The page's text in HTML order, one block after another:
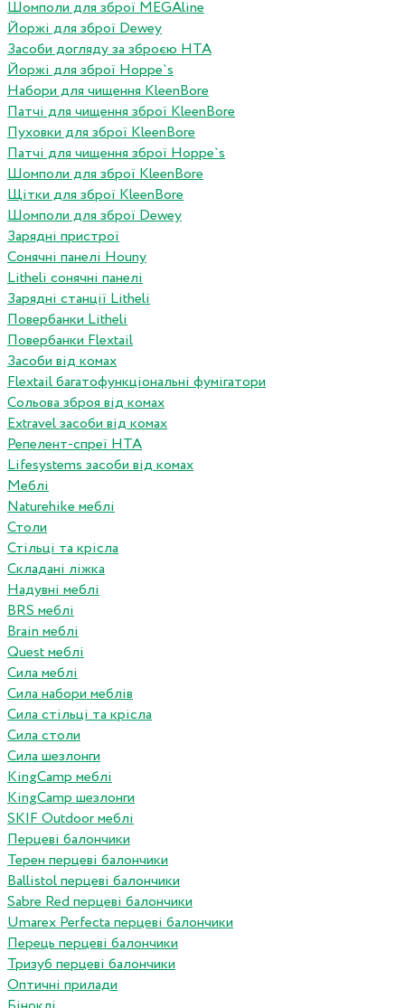
Шомполи для зброї MEGAline
Йоржі для зброї Dewey
Засоби догляду за зброєю HTA
Йоржі для зброї Hoppe`s
Набори для чищення KleenBore
Патчі для чищення зброї KleenBore
Пуховки для зброї KleenBore
Патчі для чищення зброї Hoppe`s
Шомполи для зброї KleenBore
Щітки для зброї KleenBore
Шомполи для зброї Dewey
Зарядні пристрої
Сонячні панелі Houny
Litheli сонячні панелі
Зарядні станції Litheli
Повербанки Litheli
Повербанки Flextail
Засоби від комах
Flextail багатофункціональні фумігатори
Сольова зброя від комах
Extravel засоби від комах
Репелент-спреї HTA
Lifesystems засоби від комах
Меблі
Naturehike меблі
Столи
Стільці та крісла
Складані ліжка
Надувні меблі
BRS меблі
Brain меблі
Quest меблі
Сила меблі
Сила набори меблів
Сила стільці та крісла
Сила столи
Сила шезлонги
KingCamp меблі
KingCamp шезлонги
SKIF Outdoor меблі
Перцеві балончики
Терен перцеві балончики
Ballistol перцеві балончики
Sabre Red перцеві балончики
Umarex Perfecta перцеві балончики
Перець перцеві балончики
Тризуб перцеві балончики
Оптичні прилади